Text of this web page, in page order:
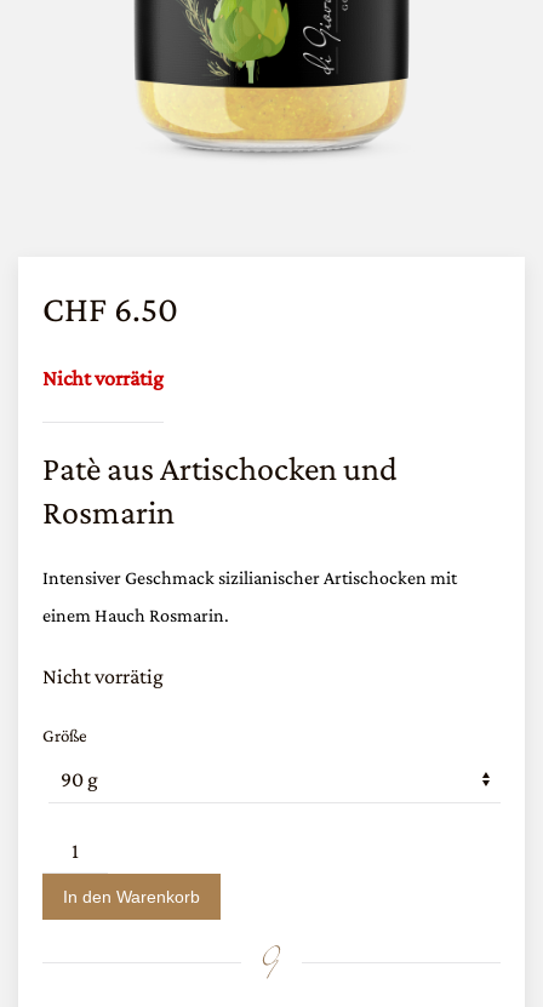
CHF 6.50
Nicht vorrätig
Patè aus Artischocken und
Rosmarin
Intensiver Geschmack sizilianischer Artischocken mit
einem Hauch Rosmarin.
Nicht vorrätig
Größe
Patè
Artischocken
und
In den Warenkorb